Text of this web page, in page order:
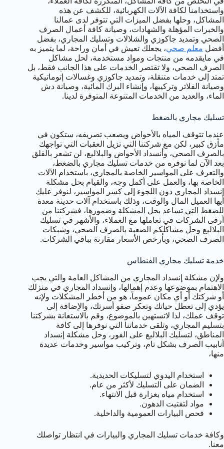
واستخدامنا لكافة الآلات الكهربائية، للكشف عن هذه
المشاكل، وحلها بفضل الميزات التي تتوفر لدى عمالنا
والخبرات المؤهلة والشهادات، وصيانة كافة أعمال الصرف
الصحي وتمديد جاكوزي والشلالات وتسليك المجاري، بفضل
أفضل معلم صحي، يجعلك تعيش في أمان وراحة، لما يتميز به
في مايقدمه من منتجات ومواد مستخدمة، لحل مشاكل
الصرف الصحي، ولا تقتصر الخدمات على هذا الجانب فقط، بل
تمتد إلى خدمات متنقلة، وتمديد جاكوزي وغسالات إتوماتيكية
وصيانة الفلاتر وتركيبها، وإنشاء البرك المائية، وصيانة دش
الماء، والعديد من الخدمات المتنوعة المتوفرة لدينا.
تسليك مجاري بالضغط
عندما تتوقف المياه بالأحواض ويصعب تصريفه، ستكون في
مأزق كبير، لكن مع شركتنا التي تزيل العقبات التي تواجهك
بالصرف الصحي، وأنسداد الأحواض والبلاليع، لن تشعر بالقلق
بعد الآن لما توفره من خدمات تسليك مجاري بالضغط،
والتعرف على المواسير الخاصة بالمجاري، باستخدام الآلات
الخاصة بها، والعمل على أكمل وجه، والقيام بحل مشكلة
إنسداد المجاري دون اللجوء إلى كسر المواسير، لنوفر عليك
أيها العميل المال والوقت، وذلك باستخدام آلات حديثة معدة
للضغط التي تساعد بحل المشكلة وضمورها، فشركتنا من
أرقى الشركات في تعاملها مع العملاء، والأشهر في تسليك
البلاليع وحل مشاكلكم الصعبة بالصرف الصحي، وشبكات
الصرف الصحي، وبأرخص الأسعار مقارنة بباقي الشركات.
خدمة تسليك مجاري الفنطاس
ولإن مشكلة إنسداد المجاري من المشاكل العامة والتي يجب
الاهتمام بموضوعها وعدم إهمالها، وإنسداد المجاري في منزلك
أو شركتك أو أي مكان عموماً، هو من أخطر المشكلات ولإنه
يؤدي إلى تعطل حياتك وتعكر صفو أسرتك، والإضافة إلى
توقف عملك، لذا لاتستهين بالموضوع، وقم بالاستعانة بشركتنا
بتسليم المجاري، وتلقى خدماتنا التي نوفرها إلى كافة
المناطق، لتسليك البلاليع على الفور، وحل مشكلة إنسداد
أنابيب الصرف بشكل تام، وتركيب مواسير وخدمات عديدة
منها،
استخدام اليدوي لتسليكات الحديدية.
الضمان على التسليك لأكثر من عام.
استخدام مياه بغزارة قبل الانتهاء.
مواد لتفتيت الدهون.
فحص البيارات العمومية والداخلية.
وكافة خدمات تسليك المجاري والبيارات في انتظار تواصلك
معنا.